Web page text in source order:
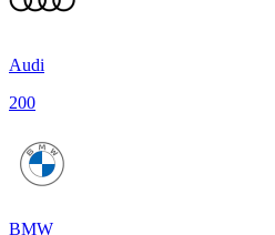
Audi
200
BMW